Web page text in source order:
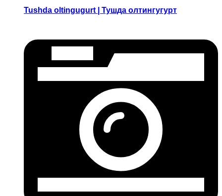
Tushda oltingugurt | Тушда олтингугурт